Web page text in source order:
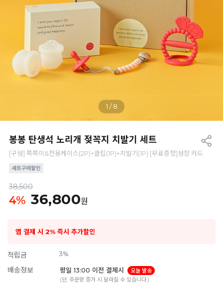
1 /8
봉봉 탄생석 노리개 젖꼭지 치발기 세트
[구성] 쪽쪽이&전용케이스(2P)+클립(1P)+치발기(1P) [무료증정]성장 카드
38,500
4% 36,800원
앱 결제 시 2% 즉시 추가할인
적립금 3%
배송정보 평일 13:00 이전 결제시
오늘 발송
(단, 주문량 증가 시 달라질 수 있습니다.)